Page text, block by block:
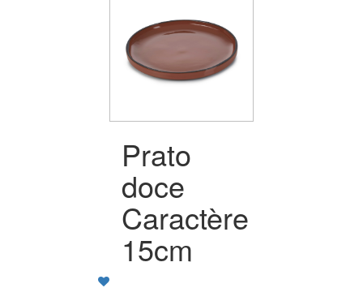
Prato
doce
Caractère
15cm